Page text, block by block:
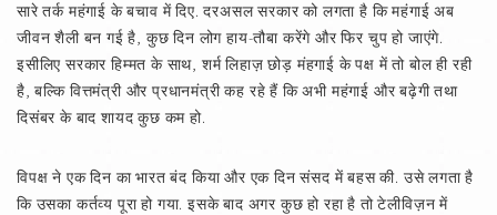
सारे तर्क महंगाई के बचाव में दिए. दरअसल सरकार को लगता है कि महंगाई अब
जीवन शैली बन गई है, कुछ दिन लोग हाय-तौबा करेंगे और फिर चुप हो जाएंगे.
इसीलिए सरकार हिम्मत के साथ, शर्म लिहाज़ छोड़ मंहगाई के पक्ष में तो बोल ही रही
है, बल्कि वित्तमंत्री और प्रधानमंत्री कह रहे हैं कि अभी महंगाई और बढ़ेगी तथा
दिसंबर के बाद शायद कुछ कम हो.
विपक्ष ने एक दिन का भारत बंद किया और एक दिन संसद में बहस की. उसे लगता है
कि उसका कर्तव्य पूरा हो गया. इसके बाद अगर कुछ हो रहा है तो टेलीविज़न में